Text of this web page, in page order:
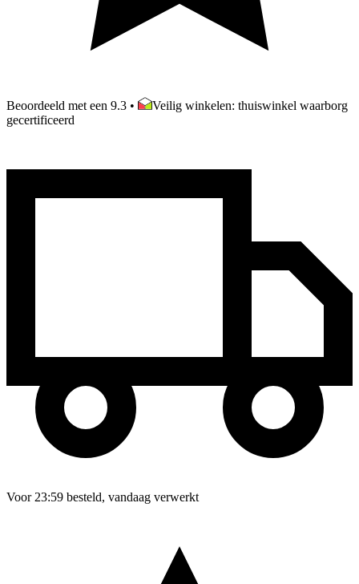
Beoordeeld met een 9.3 •
Veilig winkelen: thuiswinkel waarborg
gecertificeerd
Voor 23:59 besteld, vandaag verwerkt